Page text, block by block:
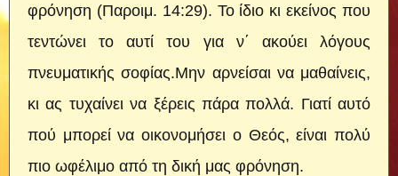
φρόνηση (Παροιμ. 14:29). Το ίδιο κι εκείνος που
τεντώνει το αυτί του για ν΄ ακούει λόγους
πνευματικής σοφίας.Μην αρνείσαι να μαθαίνεις,
κι ας τυχαίνει να ξέρεις πάρα πολλά. Γιατί αυτό
πού μπορεί να οικονομήσει ο Θεός, είναι πολύ
πιο ωφέλιμο από τη δική μας φρόνηση.